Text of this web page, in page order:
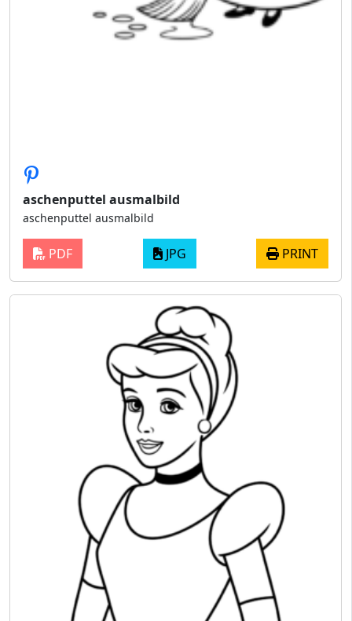
aschenputtel ausmalbild
aschenputtel ausmalbild
PDF JPG PRINT